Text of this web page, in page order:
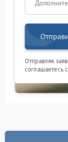
Отправляя
соглашаетесь с